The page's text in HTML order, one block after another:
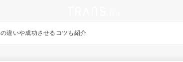
違いや成功させるコツも紹介